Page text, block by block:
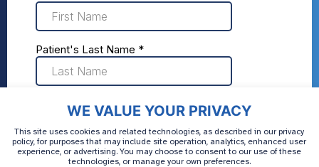
WE VALUE YOUR PRIVACY
This site uses cookies and related technologies, as described in our privacy
policy, for purposes that may include site operation, analytics, enhanced user
experience, or advertising. You may choose to consent to our use of these
technologies, or manage your own preferences.